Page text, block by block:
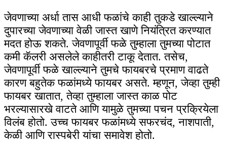
जेवणाच्या अर्धा तास आधी फळांचे काही तुकडे खाल्ल्याने
दुपारच्या जेवणाच्या वेळी जास्त खाणे नियंत्रित करण्यात
मदत होऊ शकते. जेवणापूर्वी फळे तुम्हाला तुमच्या पोटात
कमी कॅलरी असलेले काहीतरी टाकू देतात. तसेच,
जेवणापूर्वी फळे खाल्ल्याने तुमचे फायबरचे प्रमाण वाढते
कारण बहुतेक फळांमध्ये फायबर असते. म्हणून, जेव्हा तुम्ही
फायबर खातात, तेव्हा तुम्हाला जास्त काळ पोट
भरल्यासारखे वाटते आणि यामुळे तुमच्या पचन प्रक्रियेला
विलंब होतो. उच्च फायबर फळांमध्ये सफरचंद, नाशपाती,
केळी आणि रास्पबेरी यांचा समावेश होतो.